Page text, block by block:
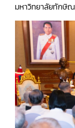
มหาวิทยาลัยทักษิณ